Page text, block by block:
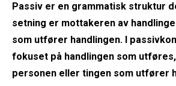
Passiv er en grammatisk struktur
setning er mottakeren av
som utfører handlingen. I
fokuset på handlingen som
personen eller tingen som utfører